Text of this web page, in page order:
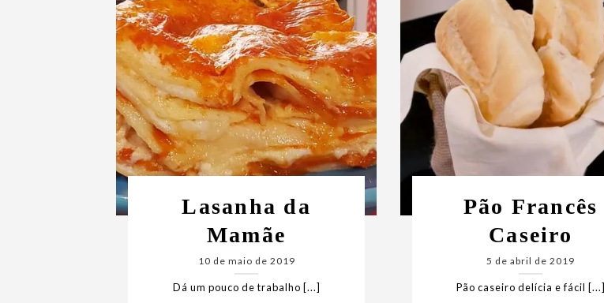
Lasanha da
Mamãe
10 de maio de 2019
Dá um pouco de trabalho [...]
Pão Francês
Caseiro
5 de abril de 2019
Pão caseiro delícia e fácil [...]